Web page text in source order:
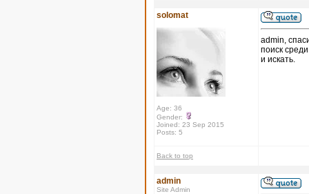
solomat
Age: 36
Gender:
Joined: 23 Sep 2015
Posts: 5
admin,
поиск
и искать.
Back to top
admin
Site Admin